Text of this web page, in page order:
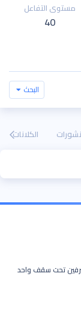
مستوى التفاعل
40
البحث
الكلانات
تحت سقف واحد